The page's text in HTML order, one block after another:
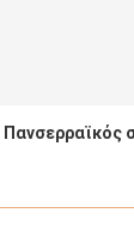
Πανσερραϊκός